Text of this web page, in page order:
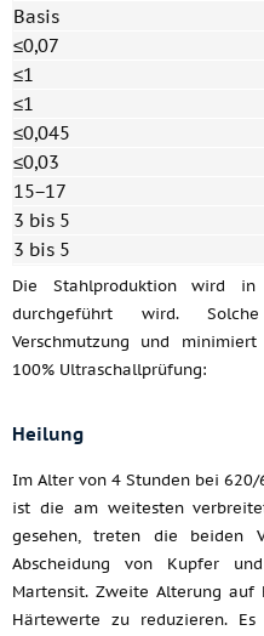
Basis
≤0,07
≤1
≤1
≤0,045
≤0,03
15−17
3 bis 5
3 bis 5
Die Stahlproduktion wird in
durchgeführt wird.
Verschmutzung und
100% Ultraschallprüfung:
Heilung
Im Alter von 4 Stunden bei 620/
ist die am weitesten
gesehen, treten die beiden
Abscheidung von Kupfer
Martensit. Zweite Alterung
Härtewerte zu reduzieren.